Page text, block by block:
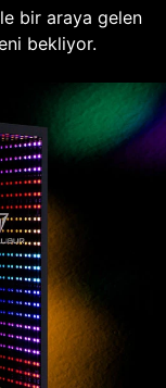
ile bir araya gelen
bekliyor.